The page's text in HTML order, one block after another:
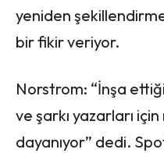
yeniden
bir fikir veriyor.
Norstrom: “İnşa
ve şarkı yazarları
dayanıyor” dedi.